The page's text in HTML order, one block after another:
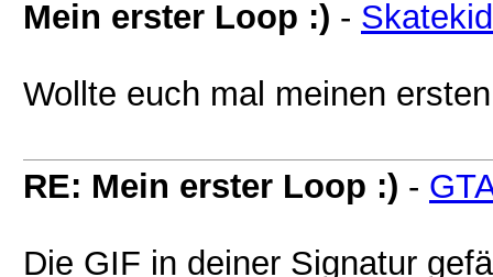
Mein erster Loop :) - Skatekid
Wollte euch mal meinen
RE: Mein erster Loop :) -
Die GIF in deiner Signatur